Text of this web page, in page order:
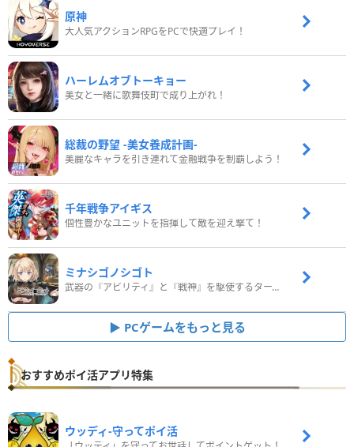
原神
大人気アクションRPGをPCで快適プレイ！
ハーレムオブトーキョー
美女と一緒に歌舞伎町で成り上がれ！
総裁の野望 -美女養成計画-
美麗なキャラを引き連れて金融戦争を制覇しよう！
千年戦争アイギス
個性豊かなユニットを指揮して敵を迎え撃て！
ミナシゴノシゴト
武器の『アビリティ』と『戦神』を駆使するターン制コマンドバトルRPG！
PCゲームをもっと見る
おすすめポイ活アプリ特集
ウッディ‐守ってポイ活